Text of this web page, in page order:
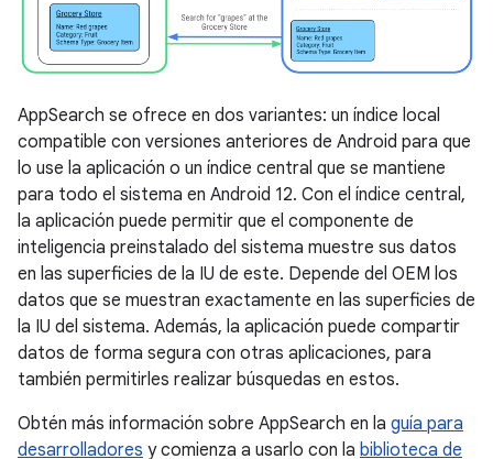
AppSearch se ofrece en dos variantes: un índice local
compatible con versiones anteriores de Android para que
lo use la aplicación o un índice central que se mantiene
para todo el sistema en Android 12. Con el índice central,
la aplicación puede permitir que el componente de
inteligencia preinstalado del sistema muestre sus datos
en las superficies de la IU de este. Depende del OEM los
datos que se muestran exactamente en las superficies de
la IU del sistema. Además, la aplicación puede compartir
datos de forma segura con otras aplicaciones, para
también permitirles realizar búsquedas en estos.
Obtén más información sobre AppSearch en la guía para
desarrolladores y comienza a usarlo con la biblioteca de